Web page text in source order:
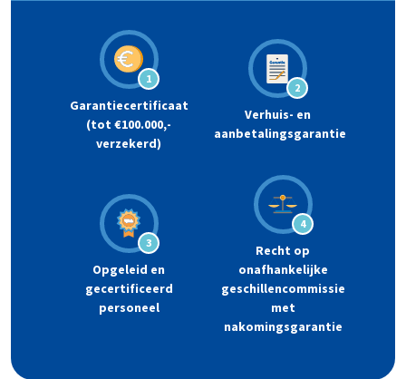
1
Garantiecertificaat
(tot €100.000,-
verzekerd)
2
Verhuis- en
aanbetalingsgarantie
3
Opgeleid en
gecertificeerd
personeel
4
Recht op
onafhankelijke
geschillencommissie
met
nakomingsgarantie